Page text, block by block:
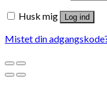
Husk mig
Log ind
Mistet din